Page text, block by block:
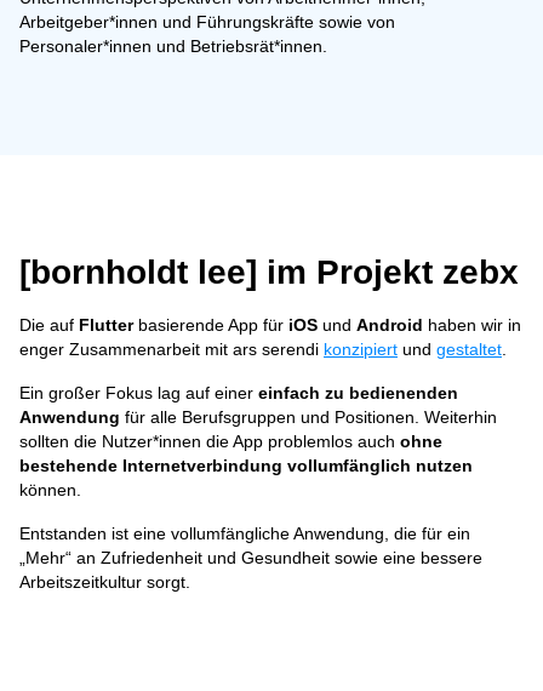
Arbeitgeber*innen und Führungskräfte sowie von
Personaler*innen und Betriebsrät*innen.
[bornholdt lee] im Projekt zebx
Die auf Flutterbasierende App für iOS und Android haben wir in
enger Zusammenarbeit mit ars serendi konzipiert und gestaltet.
Ein großer Fokus lag auf einer einfach zu bedienenden
Anwendung für alle Berufsgruppen und Positionen. Weiterhin
sollten die Nutzer*innen die App problemlos auch ohne
bestehende Internetverbindung vollumfänglich nutzen
können.
Entstanden ist eine vollumfängliche Anwendung, die für ein
„Mehr“ an Zufriedenheit und Gesundheit sowie eine bessere
Arbeitszeitkultur sorgt.